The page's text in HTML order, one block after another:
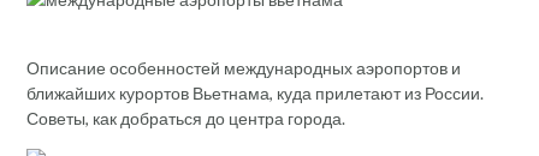
Описание особенностей международных аэропортов и
ближайших курортов Вьетнама, куда прилетают из России.
Советы, как добраться до центра города.